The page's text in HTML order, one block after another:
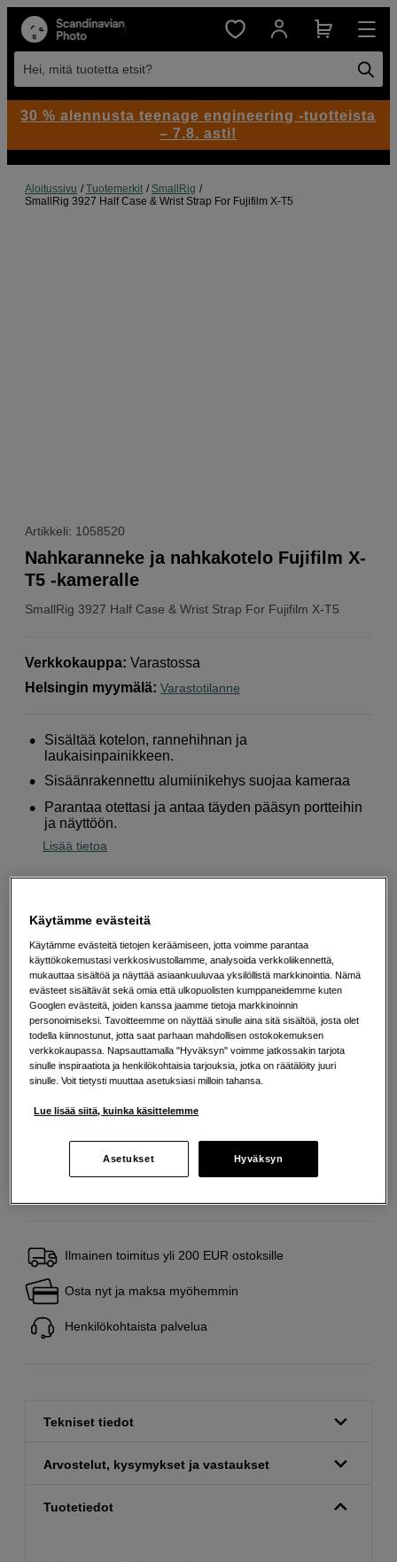
Hei, mitä tuotetta etsit?
Aloitussivu Tuotemerkit
SmallRig
SmallRig 3927 Half Case & Wrist Strap For Fujifilm X-T5
Artikkeli: 1058520
SmallRig 3927 Half Case & Wrist Strap For Fujifilm X-T5
Nahkaranneke ja nahkakotelo Fujifilm X-
T5 -kameralle
Verkkokauppa: Varastossa
Helsingin myymälä: Varastotilanne
Sisältää kotelon, rannehihnan ja
laukaisinpainikkeen.
Sisäänrakennettu alumiinikehys suojaa kameraa
Parantaa otettasi ja antaa täyden pääsyn portteihin
ja näyttöön.
Lisää tietoa
77 EUR
Määrä
Lisää ostoskoriin
Maksa Svea-erämaksulla
Esimerkki: 36 kk, 3 EUR/kk, yhteensä 113 EUR, todellinen vuosikorko
19,07 %
Avausmaksu 5 EUR, laskutusmaksu 0 EUR/kk lisäksi
Lainaaminen maksaa! Jos et pysty maksamaan velkaa ajoissa, saatat
liittymien tekemistä ja uusien lainojen saamista. Apua saat kuntasi talous- ja
velkaneuvonnasta. Yhteystiedot löydät sivulta
kkv.fi (avautuu uuteen
Ilmainen toimitus yli 200 EUR ostoksille
Osta nyt ja maksa myöhemmin
Henkilökohtaista palvelua
Tekniset tiedot
Arvostelut, kysymykset ja vastaukset
Tuotetiedot
30 % alennusta teenage engineering -tuotteista
– 7.8. asti!
Käytämme evästeitä
Käytämme evästeitä tietojen keräämiseen, jotta voimme parantaa
käyttökokemustasi verkkosivustollamme, analysoida verkkoliikennettä,
mukauttaa sisältöä ja näyttää asiaankuuluvaa yksilöllistä markkinointia. Nämä
evästeet sisältävät sekä omia että ulkopuolisten kumppaneidemme kuten
Googlen evästeitä, joiden kanssa jaamme tietoja markkinoinnin
personoimiseksi. Tavoitteemme on näyttää sinulle aina sitä sisältöä, josta olet
todella kiinnostunut, jotta saat parhaan mahdollisen ostokokemuksen
verkkokaupassa. Napsauttamalla "Hyväksyn" voimme jatkossakin tarjota
sinulle inspiraatiota ja henkilökohtaisia tarjouksia, jotka on räätälöity juuri
sinulle. Voit tietysti muuttaa asetuksiasi milloin tahansa.
Lue lisää siitä, kuinka käsittelemme
Asetukset Hyväksyn